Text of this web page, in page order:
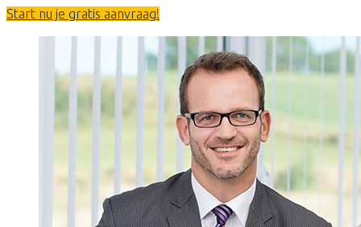
Start nu je gratis aanvraag!